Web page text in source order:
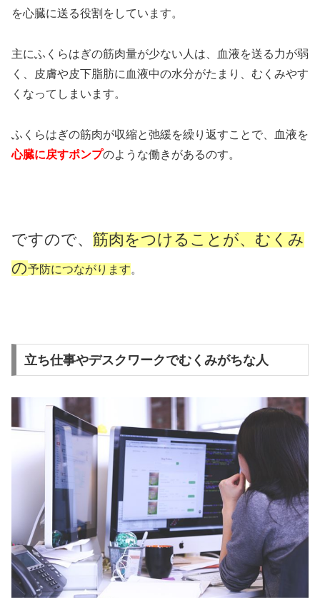
を心臓に送る役割をしています。
主にふくらはぎの筋肉量が少ない人は、血液を送る力が弱
く、皮膚や皮下脂肪に血液中の水分がたまり、むくみやす
くなってしまいます。
ふくらはぎの筋肉が収縮と弛緩を繰り返すことで、血液を
心臓に戻すポンプのような働きがあるのす。
ですので、 筋肉をつけることが、むくみ
の予防につながります。
立ち仕事やデスクワークでむくみがちな人